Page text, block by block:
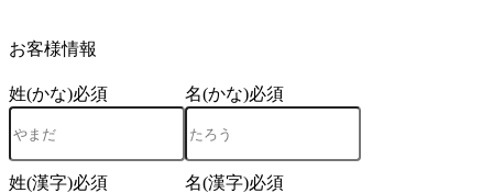
お客様情報
姓(かな)必須 名(かな)必須
姓(漢字)必須 名(漢字)必須